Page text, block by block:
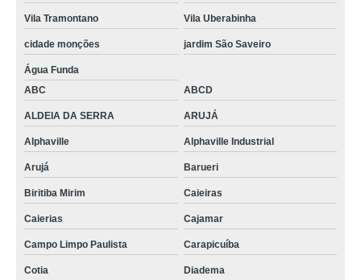
Vila Tramontano Vila Uberabinha
cidade monções jardim São Saveiro
Água Funda
ABC
ABCD
ALDEIA DA SERRA ARUJÁ
Alphaville Alphaville Industrial
Arujá Barueri
Biritiba Mirim Caieiras
Caierias Cajamar
Campo Limpo Paulista Carapicuíba
Cotia Diadema